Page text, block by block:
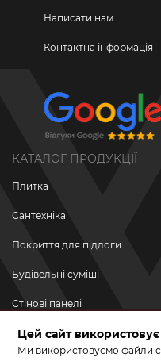
Написати нам
Контактна інформація
КАТАЛОГ ПРОДУКЦІЇ
Плитка
Сантехніка
Покриття для підлоги
Будівельні суміші
Стінові панелі
Новинки
Цей сайт
Ми використовуємо файли